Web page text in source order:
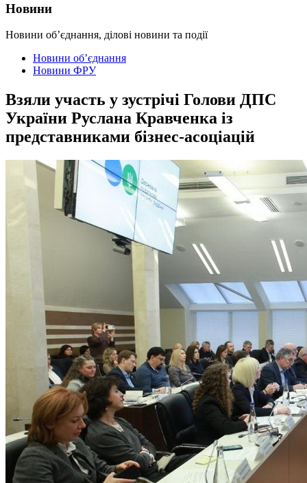
Новини
Новини об’єднання, ділові новини та події
Новини об’єднання
Новини ФРУ
Взяли участь у зустрічі Голови ДПС
України Руслана Кравченка із
представниками бізнес-асоціацій